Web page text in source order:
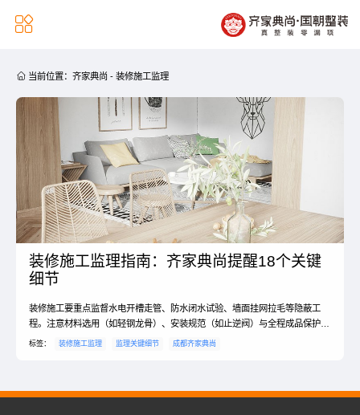

 当前位置： 齐家典尚 - 装修施工监理
装修施工监理指南：齐家典尚提醒18个关键
细节
装修施工要重点监督水电开槽走管、防水闭水试验、墙面挂网拉毛等隐蔽工
程。注意材料选用（如轻钢龙骨）、安装规范（如止逆阀）与全程成品保护。
建议逐项核对，或聘请专业监理，确保每一步都扎实到位。
标签： 装修施工监理 监理关键细节 成都齐家典尚